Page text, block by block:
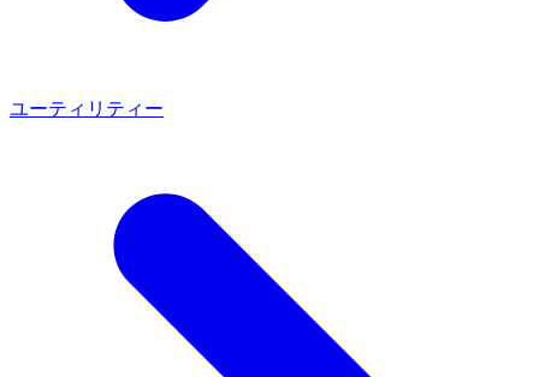
ユーティリティー